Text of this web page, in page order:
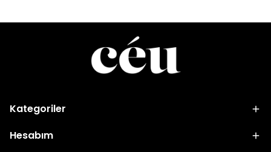
Kategoriler
Hesabım